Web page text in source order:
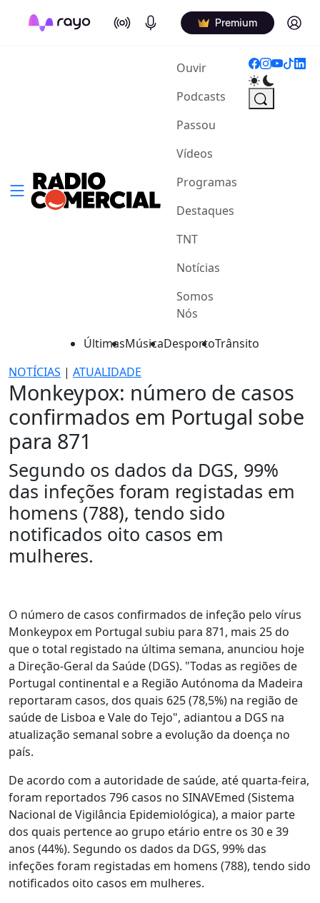
On Air Podcasts Premium Log in
Ouvir(current)
Podcasts
Passou
Vídeos
Programas
Destaques
TNT
Notícias
Somos
Nós
ÚltimasMúsicaDesportoTrânsito
NOTÍCIAS | ATUALIDADE
Monkeypox: número de casos
confirmados em Portugal sobe
para 871
Segundo os dados da DGS, 99%
das infeções foram registadas em
homens (788), tendo sido
notificados oito casos em
mulheres.
O número de casos confirmados de infeção pelo vírus
Monkeypox em Portugal subiu para 871, mais 25 do
que o total registado na última semana, anunciou hoje
a Direção-Geral da Saúde (DGS). "Todas as regiões de
Portugal continental e a Região Autónoma da Madeira
reportaram casos, dos quais 625 (78,5%) na região de
saúde de Lisboa e Vale do Tejo", adiantou a DGS na
atualização semanal sobre a evolução da doença no
país.
De acordo com a autoridade de saúde, até quarta-feira,
foram reportados 796 casos no SINAVEmed (Sistema
Nacional de Vigilância Epidemiológica), a maior parte
dos quais pertence ao grupo etário entre os 30 e 39
anos (44%). Segundo os dados da DGS, 99% das
infeções foram registadas em homens (788), tendo sido
notificados oito casos em mulheres.